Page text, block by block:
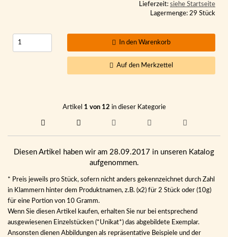
Lieferzeit: siehe Startseite
Lagermenge: 29 Stück
In den Warenkorb
Auf den Merkzettel
Artikel 1 von 12 in dieser Kategorie
Diesen Artikel haben wir am 28.09.2017 in unseren Katalog
aufgenommen.
* Preis jeweils pro Stück, sofern nicht anders gekennzeichnet durch Zahl
in Klammern hinter dem Produktnamen, z.B. (x2) für 2 Stück oder (10g)
für eine Portion von 10 Gramm.
Wenn Sie diesen Artikel kaufen, erhalten Sie nur bei entsprechend
ausgewiesenen Einzelstücken (*Unikat*) das abgebildete Exemplar.
Ansonsten dienen Abbildungen als repräsentative Beispiele und der